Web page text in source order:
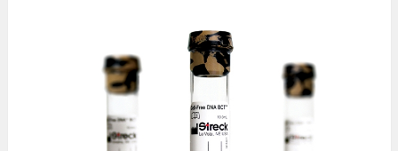
♦ BECKMAN COULTER
♦ STRECK
♦ SIFIN
HỖ TRỢ KHÁCH HÀNG
TUYỂN DỤNG